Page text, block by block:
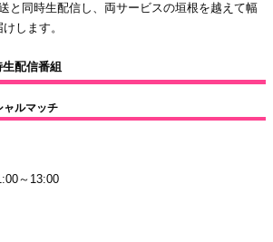
と同時生配信し、両サービスの垣根を越えて幅
します。
配信番組
ャルマッチ
～13:00